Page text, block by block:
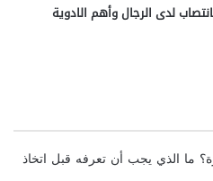
لدى الرجال وأهم الادوية
ما الذي يجب أن تعرفه قبل اتخاذ